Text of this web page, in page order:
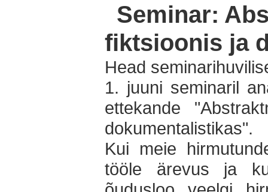
Seminar:
fiktsioonis ja
Head
1. juuni seminaril
ettekande
dokumentalistikas".
Kui meie
tööle ärevus ja